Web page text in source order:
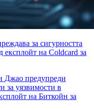
за сигурността
експлойт на Coldcard за
Джао предупреди
за уязвимости в
на Биткойн за